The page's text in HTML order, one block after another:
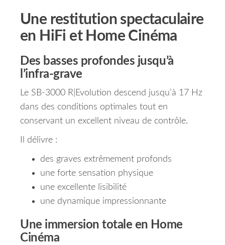
Une restitution spectaculaire
en HiFi et Home Cinéma
Des basses profondes jusqu’à
l’infra-grave
Le SB-3000 R|Evolution descend jusqu’à 17 Hz
dans des conditions optimales tout en
conservant un excellent niveau de contrôle.
Il délivre :
des graves extrêmement profonds
une forte sensation physique
une excellente lisibilité
une dynamique impressionnante
Une immersion totale en Home
Cinéma